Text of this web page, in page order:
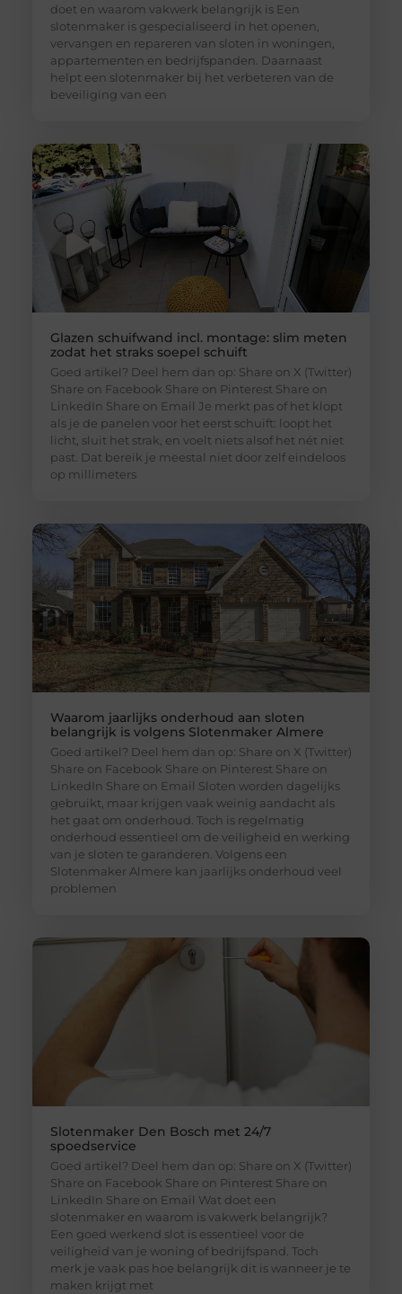
doet en waarom vakwerk belangrijk is Een
slotenmaker is gespecialiseerd in het openen,
vervangen en repareren van sloten in woningen,
appartementen en bedrijfspanden. Daarnaast
helpt een slotenmaker bij het verbeteren van de
beveiliging van een
Glazen schuifwand incl. montage: slim meten
zodat het straks soepel schuift
Goed artikel? Deel hem dan op: Share on X (Twitter)
Share on Facebook Share on Pinterest Share on
LinkedIn Share on Email Je merkt pas of het klopt
als je de panelen voor het eerst schuift: loopt het
licht, sluit het strak, en voelt niets alsof het nét niet
past. Dat bereik je meestal niet door zelf eindeloos
op millimeters
Waarom jaarlijks onderhoud aan sloten
belangrijk is volgens Slotenmaker Almere
Goed artikel? Deel hem dan op: Share on X (Twitter)
Share on Facebook Share on Pinterest Share on
LinkedIn Share on Email Sloten worden dagelijks
gebruikt, maar krijgen vaak weinig aandacht als
het gaat om onderhoud. Toch is regelmatig
onderhoud essentieel om de veiligheid en werking
van je sloten te garanderen. Volgens een
Slotenmaker Almere kan jaarlijks onderhoud veel
problemen
Slotenmaker Den Bosch met 24/7
spoedservice
Goed artikel? Deel hem dan op: Share on X (Twitter)
Share on Facebook Share on Pinterest Share on
LinkedIn Share on Email Wat doet een
slotenmaker en waarom is vakwerk belangrijk?
Een goed werkend slot is essentieel voor de
veiligheid van je woning of bedrijfspand. Toch
merk je vaak pas hoe belangrijk dit is wanneer je te
maken krijgt met